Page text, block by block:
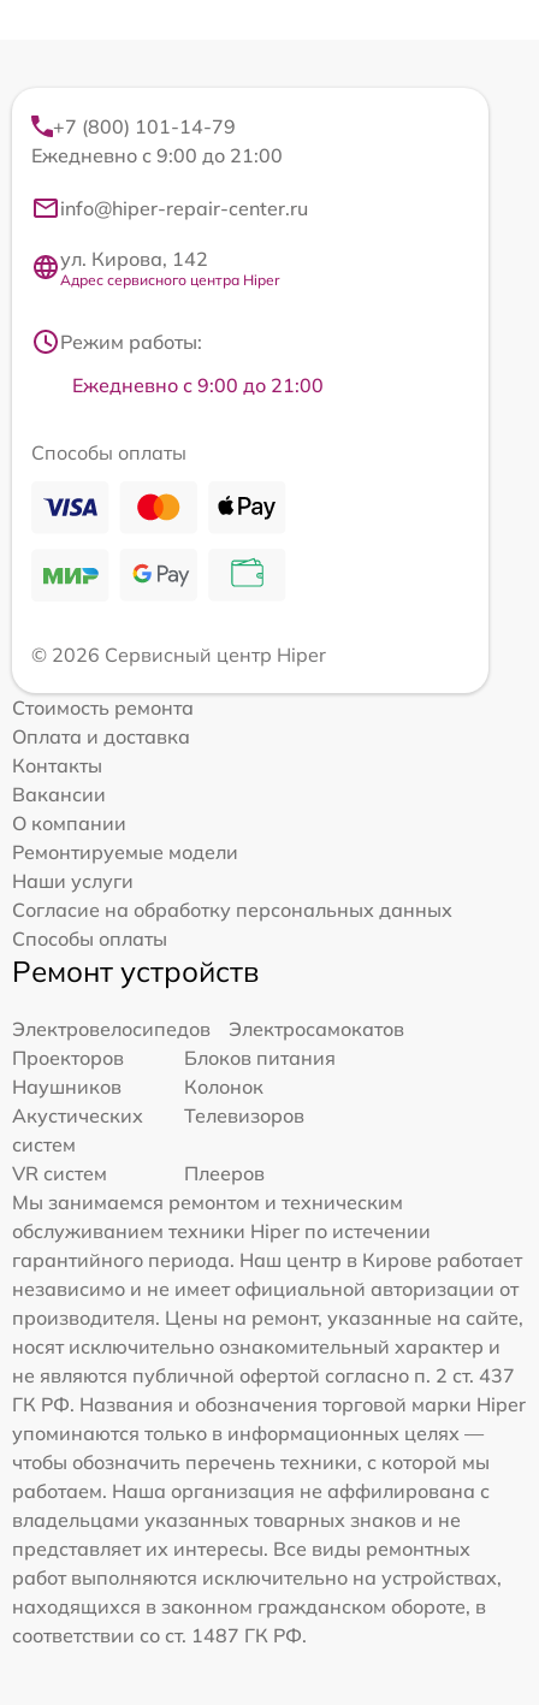
+7 (800) 101-14-79
Ежедневно с 9:00 до 21:00
info@hiper-repair-center.ru
ул. Кирова, 142
Адрес сервисного центра Hiper
Режим работы:
Ежедневно с 9:00 до 21:00
Способы оплаты
© 2026 Сервисный центр Hiper
Стоимость ремонта
Оплата и доставка
Контакты
Вакансии
О компании
Ремонтируемые модели
Наши услуги
Согласие на обработку персональных данных
Способы оплаты
Ремонт устройств
Электровелосипедов
Электросамокатов
Проекторов
Блоков питания
Наушников
Колонок
Акустических
систем
Телевизоров
VR систем
Плееров
Мы занимаемся ремонтом и техническим
обслуживанием техники Hiper по истечении
гарантийного периода. Наш центр в Кирове работает
независимо и не имеет официальной авторизации от
производителя. Цены на ремонт, указанные на сайте,
носят исключительно ознакомительный характер и
не являются публичной офертой согласно п. 2 ст. 437
ГК РФ. Названия и обозначения торговой марки Hiper
упоминаются только в информационных целях —
чтобы обозначить перечень техники, с которой мы
работаем. Наша организация не аффилирована с
владельцами указанных товарных знаков и не
представляет их интересы. Все виды ремонтных
работ выполняются исключительно на устройствах,
находящихся в законном гражданском обороте, в
соответствии со ст. 1487 ГК РФ.